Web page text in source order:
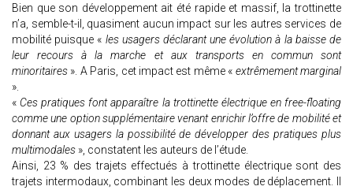
Bien que son développement ait été rapide et massif, la trottinette
n’a, semble-t-il, quasiment aucun impact sur les autres services de
mobilité puisque « les usagers déclarant une évolution à la baisse de
leur recours à la marche et aux transports en commun sont
minoritaires ». A Paris, cet impact est même « extrêmement marginal
».
« Ces pratiques font apparaître la trottinette électrique en free-floating
comme une option supplémentaire venant enrichir l’offre de mobilité et
donnant aux usagers la possibilité de développer des pratiques plus
multimodales », constatent les auteurs de l’étude.
Ainsi, 23 % des trajets effectués à trottinette électrique sont des
trajets intermodaux, combinant les deux modes de déplacement. Il